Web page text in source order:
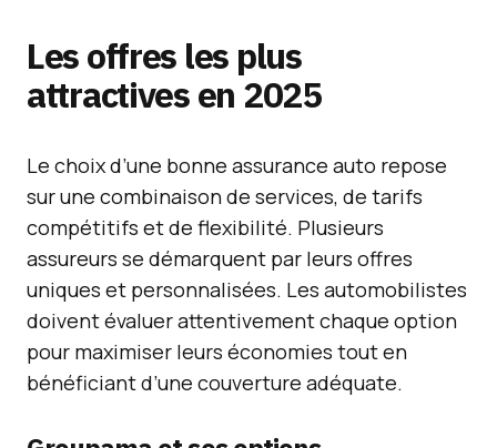
Les offres les plus
attractives en 2025
Le choix d’une bonne assurance auto repose
sur une combinaison de services, de tarifs
compétitifs et de flexibilité. Plusieurs
assureurs se démarquent par leurs offres
uniques et personnalisées. Les automobilistes
doivent évaluer attentivement chaque option
pour maximiser leurs économies tout en
bénéficiant d’une couverture adéquate.